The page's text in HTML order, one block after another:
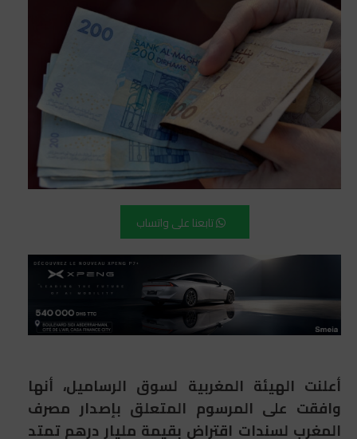
تابعنا على واتساب
أعلنت الهيئة المغربية لسوق الرساميل، أنها
وافقت على المرسوم المتعلق بإصدار مصرف
المغرب لسندات اقتراض بقيمة مليار درهم تمتد